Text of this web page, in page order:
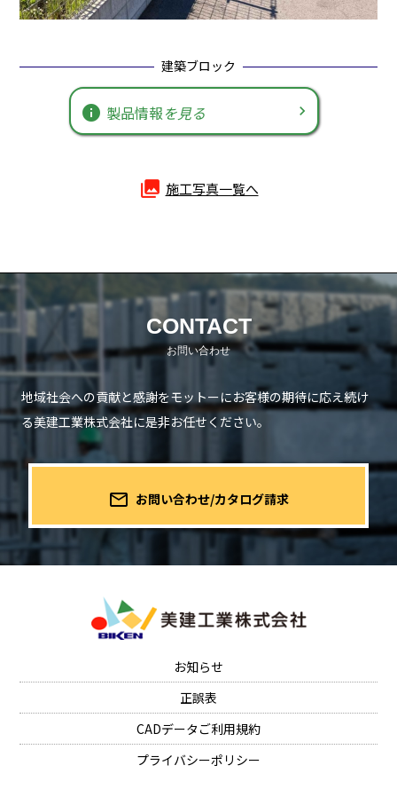
建築ブロック
info 製品情報を見る
photo_library 施工写真一覧へ
CONTACT
地域社会への貢献と感謝をモットーにお客様の期待に応え続け
る美建工業株式会社に是非お任せください。
mail_outline お問い合わせ/カタログ請求
お知らせ
正誤表
CADデータご利用規約
プライバシーポリシー